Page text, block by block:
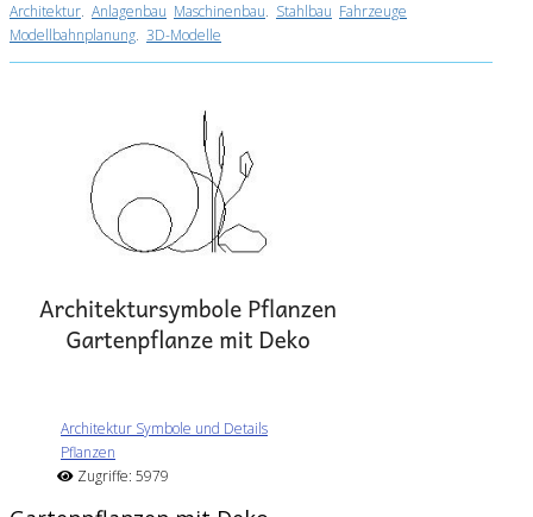
Architektur. Anlagenbau Maschinenbau. Stahlbau Fahrzeuge
Modellbahnplanung. 3D-Modelle
Architektur Symbole und Details
Pflanzen
Zugriffe: 5979